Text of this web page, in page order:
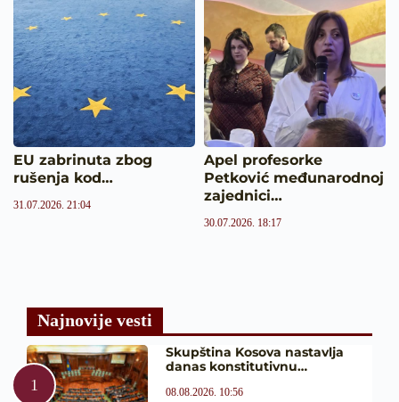
EU zabrinuta zbog
rušenja kod…
31.07.2026. 21:04
Apel profesorke
Petković međunarodnoj
zajednici…
30.07.2026. 18:17
Najnovije vesti
Skupština Kosova nastavlja
danas konstitutivnu…
08.08.2026. 10:56